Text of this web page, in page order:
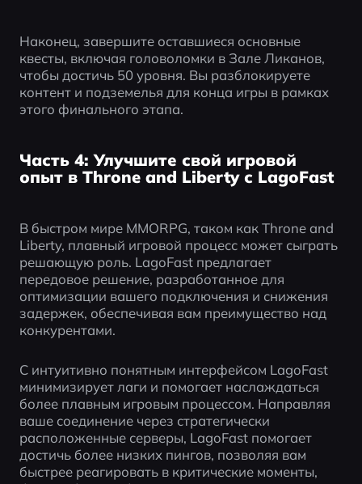
Наконец, завершите оставшиеся основные
квесты, включая головоломки в Зале Ликанов,
чтобы достичь 50 уровня. Вы разблокируете
контент и подземелья для конца игры в рамках
этого финального этапа.
Часть 4: Улучшите свой игровой
опыт в Throne and Liberty с LagoFast
В быстром мире MMORPG, таком как Throne and
Liberty, плавный игровой процесс может сыграть
решающую роль. LagoFast предлагает
передовое решение, разработанное для
оптимизации вашего подключения и снижения
задержек, обеспечивая вам преимущество над
конкурентами.
С интуитивно понятным интерфейсом LagoFast
минимизирует лаги и помогает наслаждаться
более плавным игровым процессом. Направляя
ваше соединение через стратегически
расположенные серверы, LagoFast помогает
достичь более низких пингов, позволяя вам
быстрее реагировать в критические моменты,